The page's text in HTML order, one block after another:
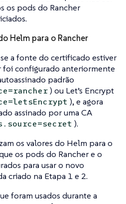
os pods do Rancher
Helm para o Rancher
a fonte do certificado estiver
foi configurado anteriormente
padrão
) ou Let’s Encrypt
), e agora
assinado por uma CA
).
os valores do Helm para o
os pods do Rancher e o
para usar o novo
criado na Etapa 1 e 2.
foram usados durante a